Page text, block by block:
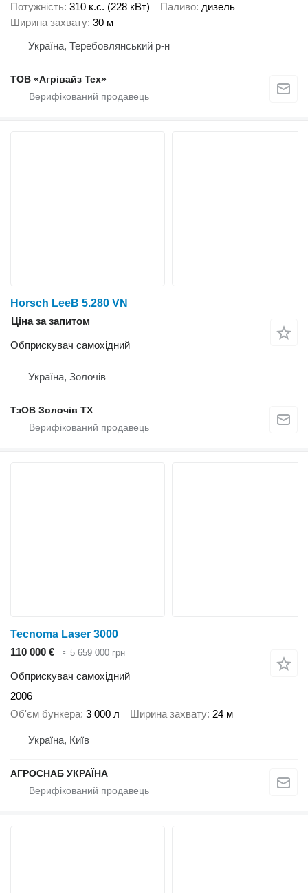
Потужність 310 к.с. (228 кВт) Паливо дизель
Ширина захвату 30 м
Україна, Теребовлянський р-н
ТОВ «Агрівайз Тех»
Horsch LeeB 5.280 VN
Ціна за запитом
Обприскувач самохідний
Україна, Золочів
ТзОВ Золочів ТХ
Tecnoma Laser 3000
110 000 €
≈ 5 659 000 грн
Обприскувач самохідний
2006
Об'єм бункера 3 000 л Ширина захвату 24 м
Україна, Київ
АГРОСНАБ УКРАЇНА